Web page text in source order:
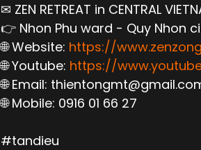
✉ ZEN RETREAT in CENTRAL
👉 Nhon Phu ward - Quy Nhon
🌐 Website: https://
🌐 Youtube: https://
🌐 Email:
🌐 Mobile: 0916 01 66 27
#tandieu